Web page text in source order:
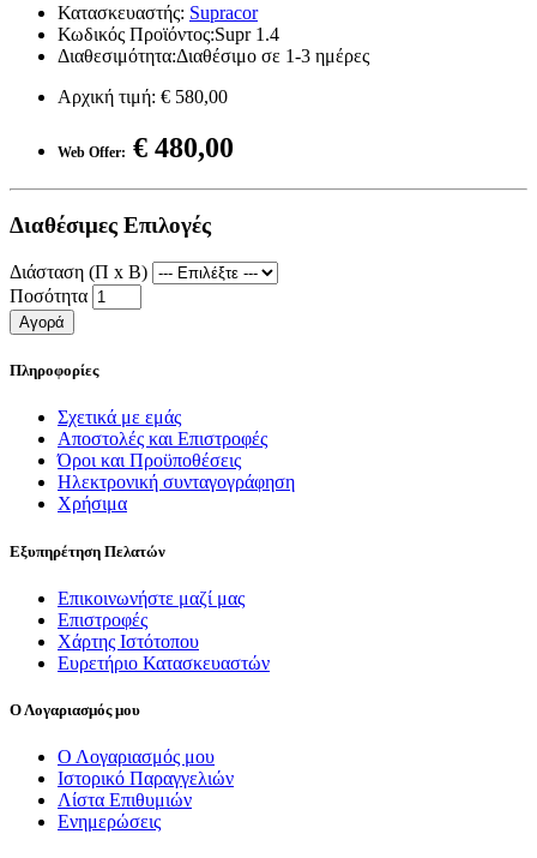
Κατασκευαστής: Supracor
Κωδικός Προϊόντος:Supr 1.4
Διαθεσιμότητα:Διαθέσιμο σε 1-3 ημέρες
Αρχική τιμή: € 580,00
Web Offer: € 480,00
Διαθέσιμες Επιλογές
Διάσταση (Π x B)
Ποσότητα
Αγορά
Πληροφορίες
Σχετικά με εμάς
Αποστολές και Επιστροφές
Όροι και Προϋποθέσεις
Ηλεκτρονική συνταγογράφηση
Χρήσιμα
Εξυπηρέτηση Πελατών
Επικοινωνήστε μαζί μας
Επιστροφές
Χάρτης Ιστότοπου
Ευρετήριο Κατασκευαστών
Ο Λογαριασμός μου
Ο Λογαριασμός μου
Ιστορικό Παραγγελιών
Λίστα Επιθυμιών
Ενημερώσεις